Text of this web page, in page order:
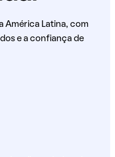
América Latina, com
e a confiança de